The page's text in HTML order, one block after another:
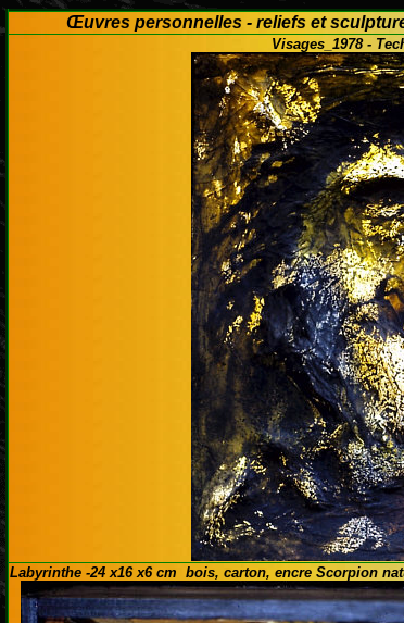
Œuvres personnelles - reliefs et
Visages_1978 -
Labyrinthe -24 x16 x6 cm bois, carton, encre Scorpion